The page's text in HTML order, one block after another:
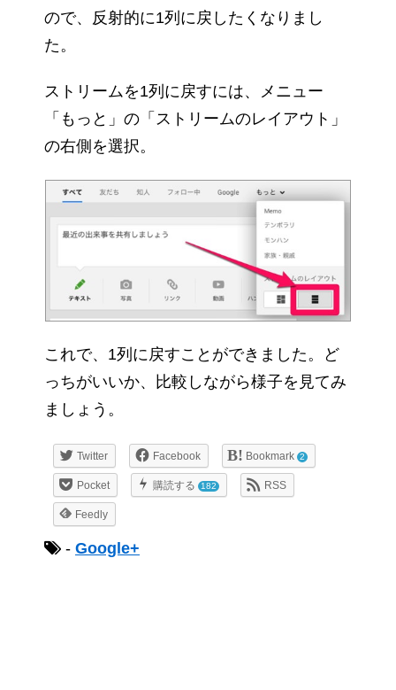
ので、反射的に1列に戻したくなりまし
た。
ストリームを1列に戻すには、メニュー
「もっと」の「ストリームのレイアウト」
の右側を選択。
これで、1列に戻すことができました。ど
っちがいいか、比較しながら様子を見てみ
ましょう。
Twitter Facebook Bookmark 2
Pocket 購読する 182 RSS
Feedly
- Google+